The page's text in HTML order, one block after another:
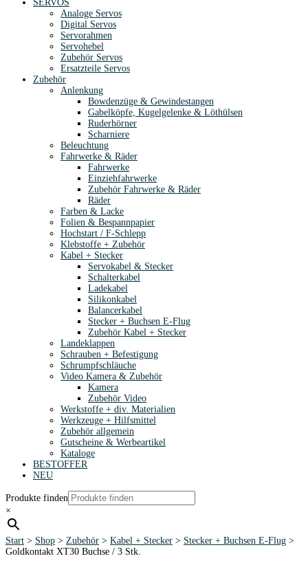
SERVOS
Analoge Servos
Digital Servos
Servorahmen
Servohebel
Zubehör Servos
Ersatzteile Servos
Zubehör
Anlenkung
Bowdenzüge & Gewindestangen
Gabelköpfe, Kugelgelenke & Löthülsen
Ruderhörner
Scharniere
Beleuchtung
Fahrwerke & Räder
Fahrwerke
Einziehfahrwerke
Zubehör Fahrwerke & Räder
Räder
Farben & Lacke
Folien & Bespannpapier
Hochstart / F-Schlepp
Klebstoffe + Zubehör
Kabel + Stecker
Servokabel & Stecker
Schalterkabel
Ladekabel
Silikonkabel
Balancerkabel
Stecker + Buchsen E-Flug
Zubehör Kabel + Stecker
Landeklappen
Schrauben + Befestigung
Schrumpfschläuche
Video Kamera & Zubehör
Kamera
Zubehör Video
Werkstoffe + div. Materialien
Werkzeuge + Hilfsmittel
Zubehör allgemein
Gutscheine & Werbeartikel
Kataloge
BESTOFFER
NEU
Produkte finden
×
Start > Shop > Zubehör > Kabel + Stecker > Stecker + Buchsen E-Flug >
Goldkontakt XT30 Buchse / 3 Stk.